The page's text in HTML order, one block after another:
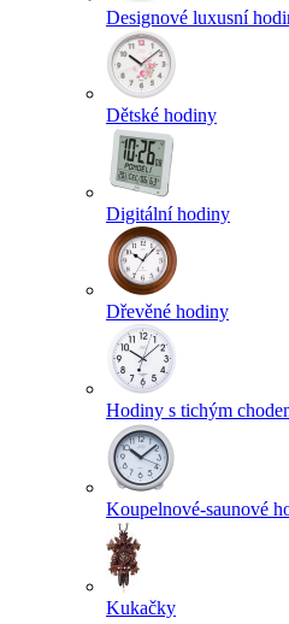
Designové luxusní
Dětské hodiny
Digitální hodiny
Dřevěné hodiny
Hodiny s tichým
Koupelnové-saunové
Kukačky